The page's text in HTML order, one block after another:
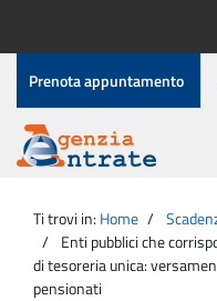
contenuto
Menu
di
servizio
Prenota appuntamento
Agenzia
Entrate
principale
Ti trovi in: Home
Enti pubblici che
di tesoreria unica:
pensionati